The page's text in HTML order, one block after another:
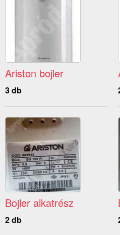
Ariston bojler
3 db
Bojler alkatrész
2 db